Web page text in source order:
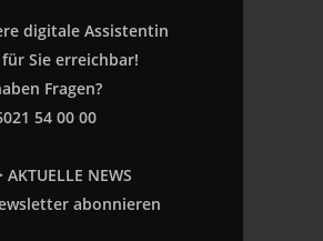
digitale Assistentin
Sie erreichbar!
Fragen?
54 00 00
AKTUELLE NEWS
abonnieren